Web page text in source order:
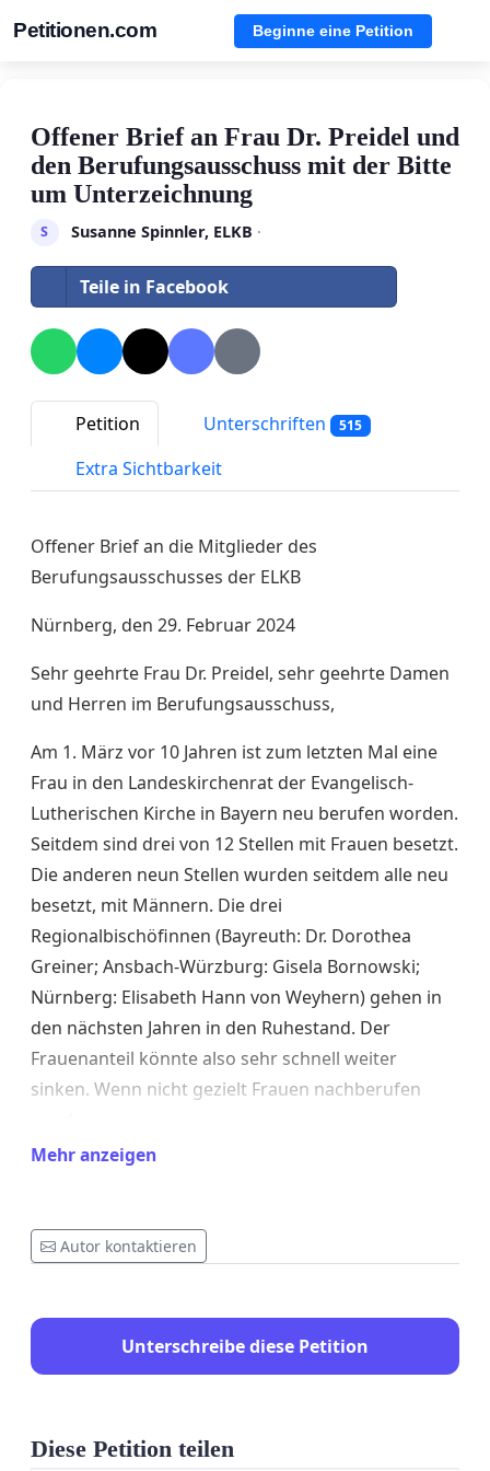
Petitionen.com Beginne eine Petition
Offener Brief an Frau Dr. Preidel und
den Berufungsausschuss mit der Bitte
um Unterzeichnung
S Susanne Spinnler, ELKB ·
Teile in Facebook
Petition Unterschriften 515
Extra Sichtbarkeit
Offener Brief an die Mitglieder des
Berufungsausschusses der ELKB
Nürnberg, den 29. Februar 2024
Sehr geehrte Frau Dr. Preidel, sehr geehrte Damen
und Herren im Berufungsausschuss,
Am 1. März vor 10 Jahren ist zum letzten Mal eine
Frau in den Landeskirchenrat der Evangelisch-
Lutherischen Kirche in Bayern neu berufen worden.
Seitdem sind drei von 12 Stellen mit Frauen besetzt.
Die anderen neun Stellen wurden seitdem alle neu
besetzt, mit Männern. Die drei
Regionalbischöfinnen (Bayreuth: Dr. Dorothea
Greiner; Ansbach-Würzburg: Gisela Bornowski;
Nürnberg: Elisabeth Hann von Weyhern) gehen in
den nächsten Jahren in den Ruhestand. Der
Frauenanteil könnte also sehr schnell weiter
sinken. Wenn nicht gezielt Frauen nachberufen
Deswegen wenden wir uns an Sie mit der Bitte, sich
bemühen und sich dafür einzusetzen, dass wir für
die Zukunft eine paritätische Besetzung des
den Blick zu rücken, beginnt am 1. März ein Exit-
Game. Mit nur einer Aufgabe: Ein paritätisch
besetzter Landeskirchenrat in der ELKB.
Mitarbeiterinnen und Mitarbeiter am 01.03. um
Mehr anzeigen
Autor kontaktieren
Unterschreibe diese Petition
Diese Petition teilen